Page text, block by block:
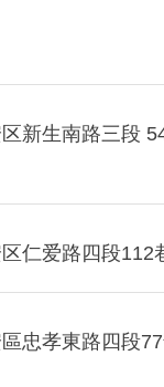
新生南路三段
仁爱路四段112
忠孝東路四段